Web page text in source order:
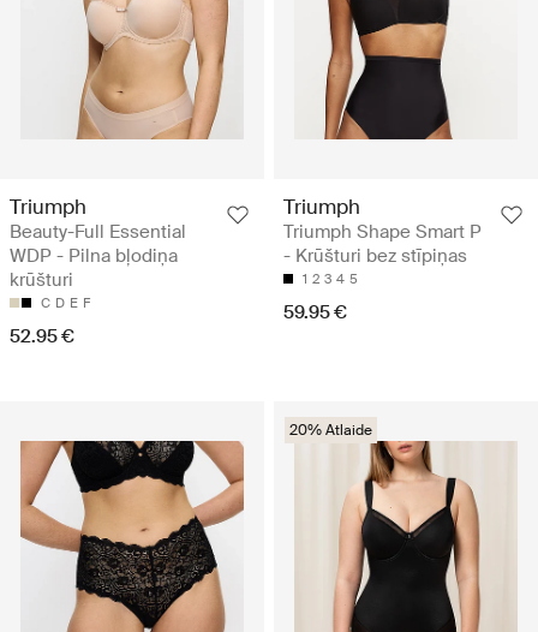
Triumph
Beauty-Full Essential
WDP - Pilna bļodiņa
krūšturi
C D E F
52.95 €
Triumph
Triumph Shape Smart P
- Krūšturi bez stīpiņas
1 2 3 4 5
59.95 €
20% Atlaide